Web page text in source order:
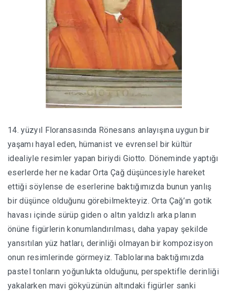
14. yüzyıl Floransasında Rönesans anlayışına uygun bir
yaşamı hayal eden, hümanist ve evrensel bir kültür
idealiyle resimler yapan biriydi Giotto. Döneminde yaptığı
eserlerde her ne kadar Orta Çağ düşüncesiyle hareket
ettiği söylense de eserlerine baktığımızda bunun yanlış
bir düşünce olduğunu görebilmekteyiz. Orta Çağ’ın gotik
havası içinde sürüp giden o altın yaldızlı arka planın
önüne figürlerin konumlandırılması, daha yapay şekilde
yansıtılan yüz hatları, derinliği olmayan bir kompozisyon
onun resimlerinde görmeyiz. Tablolarına baktığımızda
pastel tonların yoğunlukta olduğunu, perspektifle derinliği
yakalarken mavi gökyüzünün altındaki figürler sanki